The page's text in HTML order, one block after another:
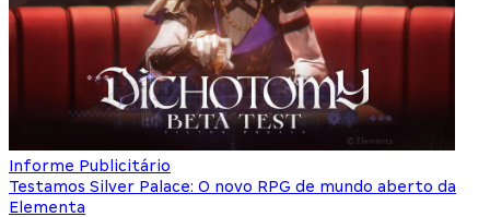
Informe Publicitário
Testamos Silver Palace: O novo RPG de mundo aberto da
Elementa